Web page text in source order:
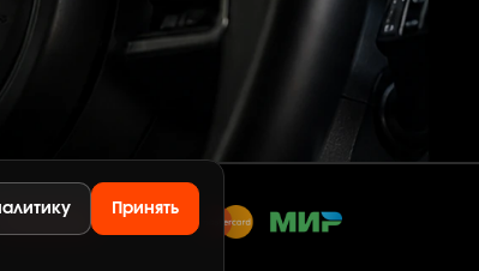
Принять